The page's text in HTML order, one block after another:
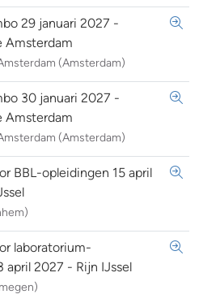
29 januari 2027 -
Amsterdam
(Amsterdam)
30 januari 2027 -
Amsterdam
(Amsterdam)
BBL-opleidingen 15 april
laboratorium-
april 2027 - Rijn IJssel